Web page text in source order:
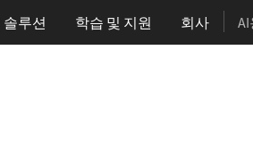
솔루션 학습 및 지원 회사